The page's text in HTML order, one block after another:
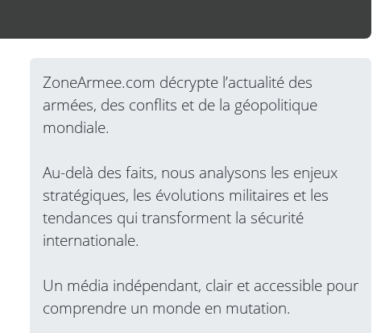
ZoneArmee.com décrypte l’actualité des
armées, des conflits et de la géopolitique
mondiale.
Au-delà des faits, nous analysons les enjeux
stratégiques, les évolutions militaires et les
tendances qui transforment la sécurité
internationale.
Un média indépendant, clair et accessible pour
comprendre un monde en mutation.